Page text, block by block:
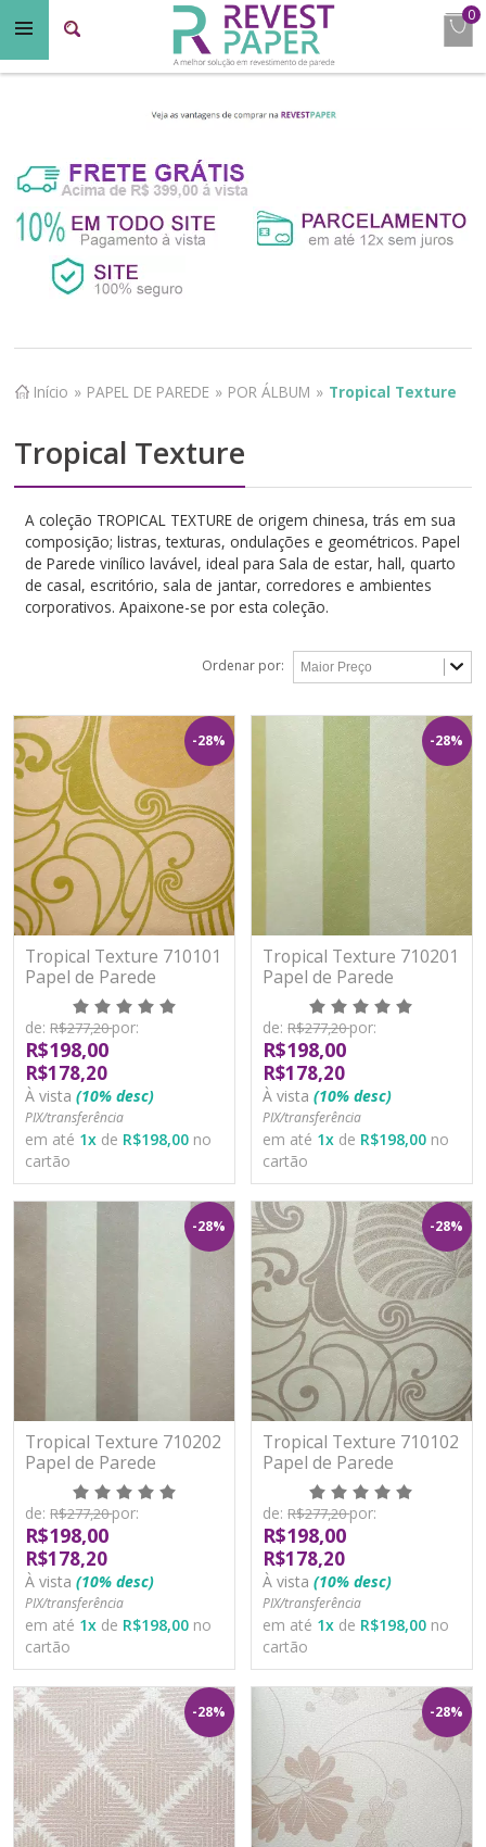
0
Início » PAPEL DE PAREDE » POR ÁLBUM » Tropical Texture
Tropical Texture
A coleção TROPICAL TEXTURE de origem chinesa, trás em sua
composição; listras, texturas, ondulações e geométricos. Papel
de Parede vinílico lavável, ideal para Sala de estar, hall, quarto
de casal, escritório, sala de jantar, corredores e ambientes
corporativos. Apaixone-se por esta coleção.
Ordenar por:
-28%
Tropical Texture 710101
Papel de Parede
Moderno Vinílico
Lavável
de: R$277,20por:
R$198,00
R$178,20
À vista (10% desc)
PIX/transferência
em até 1x de R$198,00 no
cartão
-28%
Tropical Texture 710201
Papel de Parede
Moderno Vinílico
Lavável
de: R$277,20por:
R$198,00
R$178,20
À vista (10% desc)
PIX/transferência
em até 1x de R$198,00 no
cartão
-28%
Tropical Texture 710202
Papel de Parede
Moderno Vinílico
Lavável
de: R$277,20por:
R$198,00
R$178,20
À vista (10% desc)
PIX/transferência
em até 1x de R$198,00 no
cartão
-28%
Tropical Texture 710102
Papel de Parede
Moderno Vinílico
Lavável
de: R$277,20por:
R$198,00
R$178,20
À vista (10% desc)
PIX/transferência
em até 1x de R$198,00 no
cartão
-28% -28%